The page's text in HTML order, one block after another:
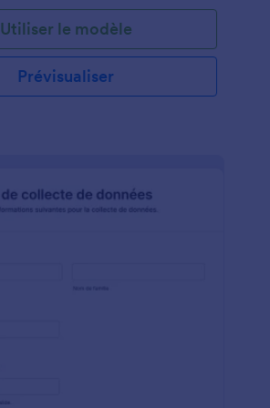
Utiliser le modèle
Prévisualiser